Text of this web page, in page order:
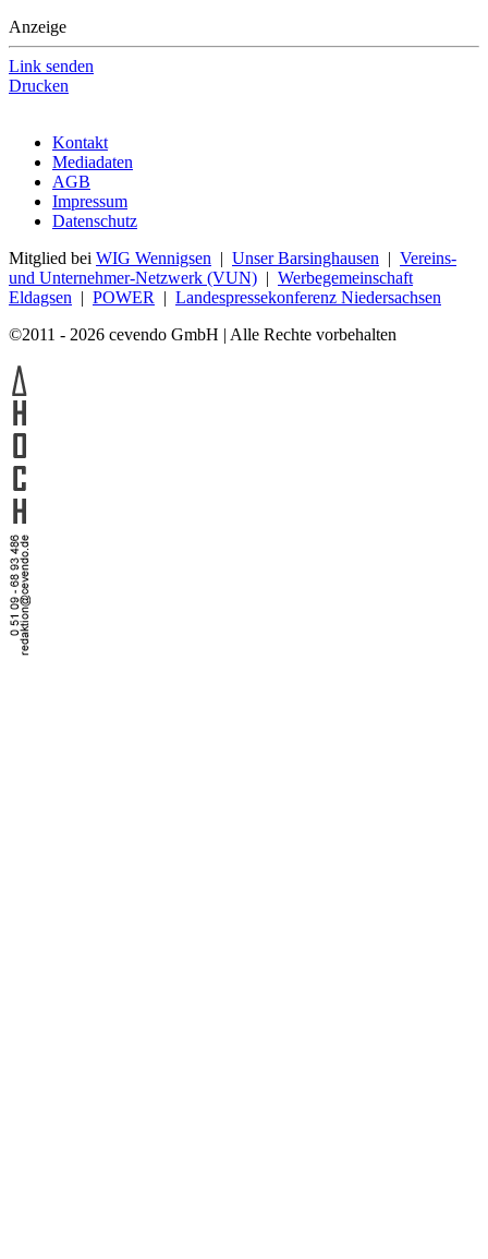
Anzeige
Link senden
Drucken
Kontakt
Mediadaten
AGB
Impressum
Datenschutz
Mitglied bei WIG Wennigsen | Unser Barsinghausen | Vereins-
und Unternehmer-Netzwerk (VUN) | Werbegemeinschaft
Eldagsen | POWER | Landespressekonferenz Niedersachsen
©2011 - 2026 cevendo GmbH | Alle Rechte vorbehalten